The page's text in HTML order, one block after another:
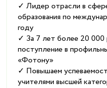
✓ Лидер отрасли в
образования по
году
✓ За 7 лет более 20
поступление в
«Фотону»
✓ Повышаем
учителями высшей